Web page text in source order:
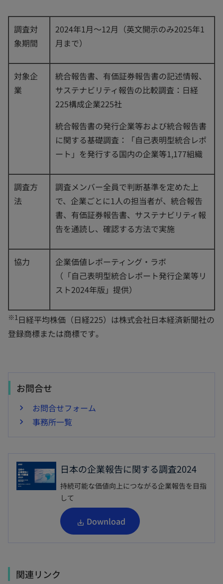
調査対
象期間
2024年1月～12月（英文開示のみ2025年1
月まで）
対象企
業
統合報告書、有価証券報告書の記述情報、
サステナビリティ報告の比較調査：日経
225構成企業225社
統合報告書の発行企業等および統合報告書
に関する基礎調査：「自己表明型統合レポ
ート」を発行する国内の企業等1,177組織
調査方
法
調査メンバー全員で判断基準を定めた上
で、企業ごとに1人の担当者が、統合報告
書、有価証券報告書、サステナビリティ報
告を通読し、確認する方法で実施
協力
企業価値レポーティング・ラボ
（「自己表明型統合レポート発行企業等リ
スト2024年版」提供）
※1日経平均株価（日経225）は株式会社日本経済新聞社の
登録商標または商標です｡
お問合せ
お問合せフォーム
事務所一覧
日本の企業報告に関する調査2024
持続可能な価値向上につながる企業報告を目指
して
Download
新
し
関連リンク